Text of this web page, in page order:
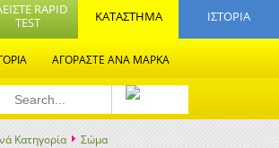
RAPID
TEST
ΚΑΤΆΣΤΗΜΑ ΙΣΤΟΡΙΑ
ΑΓΟΡΆΣΤΕ ΑΝΆ ΜΆΡΚΑ
Κατηγορία
Σώμα